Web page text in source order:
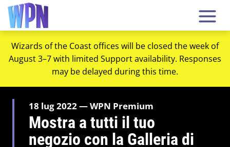
Wizards of the Coast offices will be closed the week of
August 3–7 with limited Support availability. Responses
may be delayed during this time.
18 lug 2022 — WPN Premium
Mostra a tutti il tuo
negozio con la Galleria di